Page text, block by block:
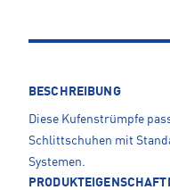
BESCHREIBUNG
Diese Kufenstrümpfe
Schlittschuhen mit
Systemen.